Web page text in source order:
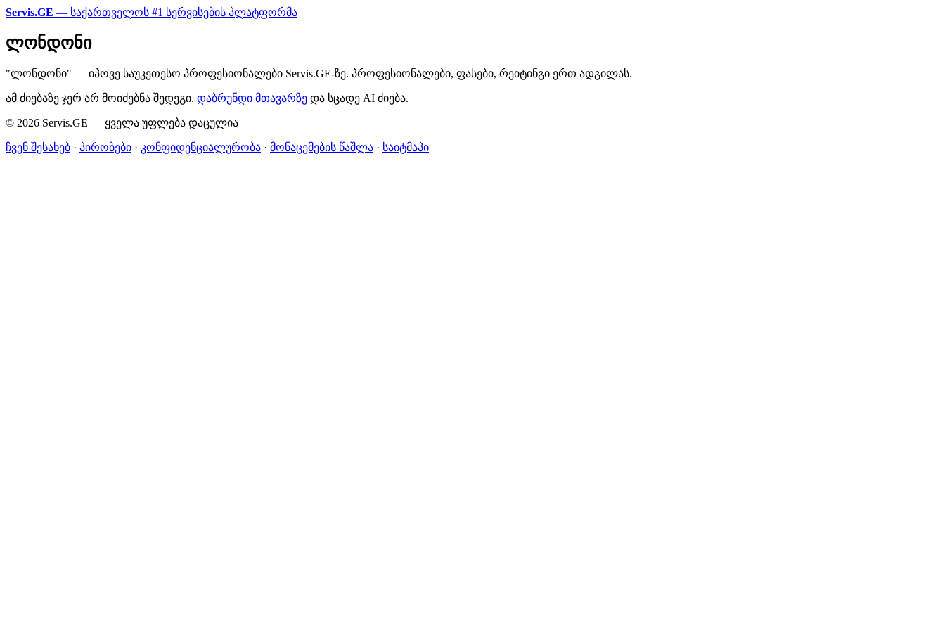
Servis.GE — საქართველოს #1 სერვისების პლატფორმა
ლონდონი
"ლონდონი" — იპოვე საუკეთესო პროფესიონალები Servis.GE-ზე. პროფესიონალები, ფასები, რეიტინგი ერთ ადგილას.
ამ ძიებაზე ჯერ არ მოიძებნა შედეგი. დაბრუნდი მთავარზე და სცადე AI ძიება.
© 2026 Servis.GE — ყველა უფლება დაცულია
ჩვენ შესახებ · პირობები · კონფიდენციალურობა · მონაცემების წაშლა · საიტმაპი